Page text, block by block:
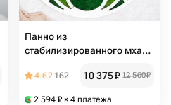
Панно из
стабилизированного мха
4.62 162 10 375₽ 12 500₽
2 594 ₽ × 4 платежа